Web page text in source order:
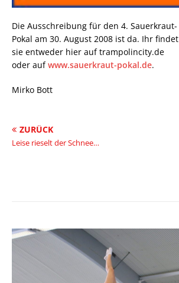
Die Ausschreibung für den 4. Sauerkraut-
Pokal am 30. August 2008 ist da. Ihr findet
sie entweder hier auf trampolincity.de
oder aufwww.sauerkraut-pokal.de.
Mirko Bott
ZURÜCK
Leise rieselt der Schnee…